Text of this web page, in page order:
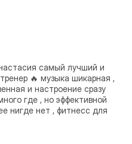
самый лучший и
🔥 музыка шикарная ,
и настроение сразу
где , но эффективной
нигде нет , фитнесс для